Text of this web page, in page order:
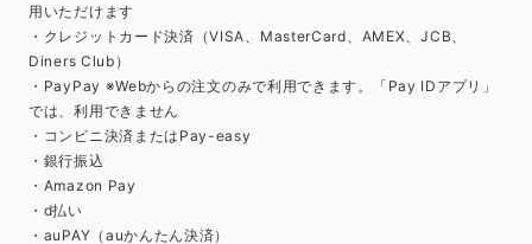
用いただけます
・クレジットカード決済（VISA、MasterCard、AMEX、JCB、
Diners Club）
・PayPay ※Webからの注文のみで利用できます。「Pay IDアプリ」
では、利用できません
・コンビニ決済またはPay-easy
・銀行振込
・Amazon Pay
・d払い
・auPAY（auかんたん決済）